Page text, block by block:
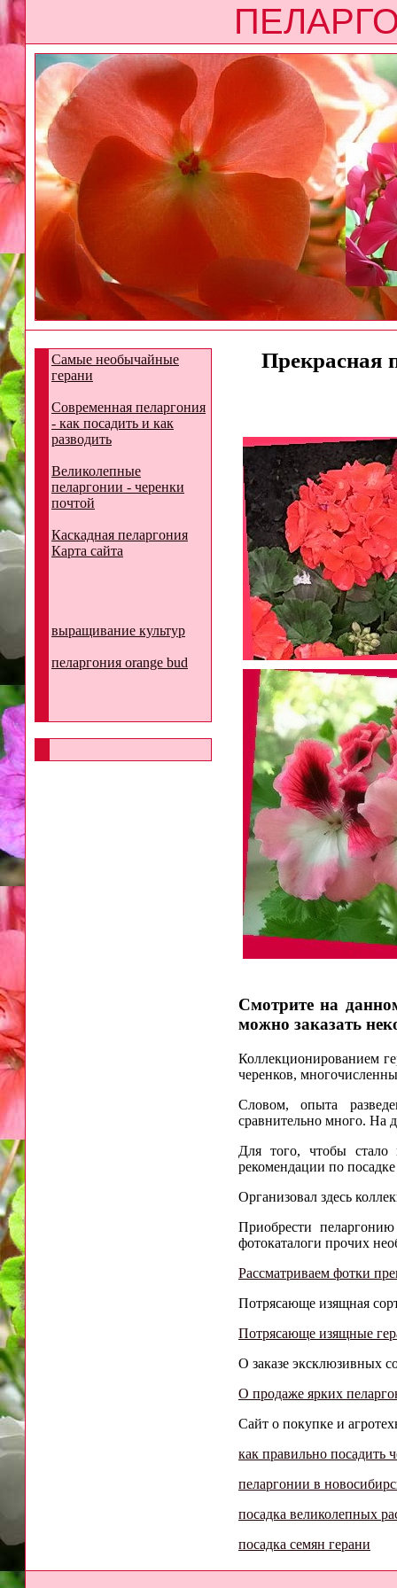
Самые необычайные
герани
Современная пеларгония
- как посадить и как
разводить
Великолепные
пеларгонии - черенки
почтой
Каскадная пеларгония
Карта сайта
выращивание культур
пеларгония orange bud
Прекрасная
Смотрите на
можно заказать
Коллекционированием
черенков,
Словом, опыта
сравнительно много. На
Для того, чтобы
рекомендации по
Организовал здесь
Приобрести
фотокаталоги прочих
Рассматриваем фотки
Потрясающе изящная
Потрясающе изящные
О заказе эксклюзивных
О продаже ярких
Сайт о покупке и
как правильно посадить
пеларгонии в
посадка великолепных
посадка семян герани